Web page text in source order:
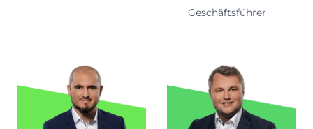
Geschäftsführer